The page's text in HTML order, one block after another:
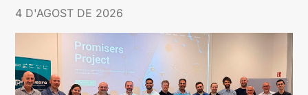
4 D'AGOST DE 2026